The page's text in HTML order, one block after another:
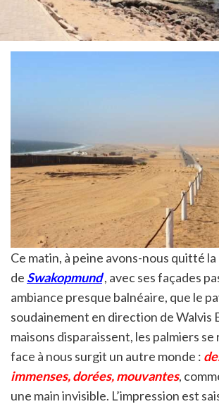
Ce matin, à peine avons-nous quitté
de Swakopmund, avec ses façades
ambiance presque balnéaire, que le
soudainement en direction de Walvis
maisons disparaissent, les palmiers
face à nous surgit un autre monde :
immenses, dorées, mouvantes,
une main invisible. L’impression est